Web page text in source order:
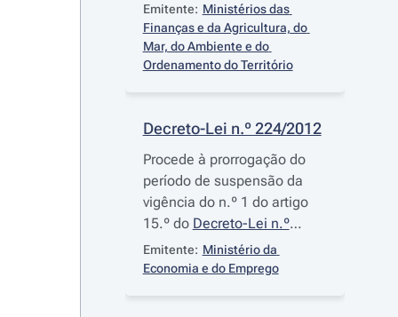
M/2007, de 31 de maio
Emitente: Ministérios das
Finanças e da Agricultura, do
Mar, do Ambiente e do
Ordenamento do Território
Decreto-Lei n.º 224/2012
Procede à prorrogação do
período de suspensão da
vigência do n.º 1 do artigo
15.º do Decreto-Lei n.º
117/2010 , de 25 de outubro,
relativamente ao
Emitente: Ministério da
Economia e do Emprego